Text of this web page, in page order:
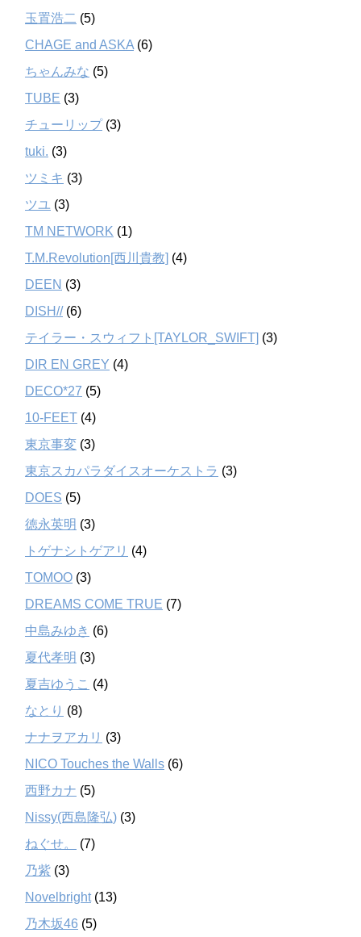
玉置浩二 (5)
CHAGE and ASKA (6)
ちゃんみな (5)
TUBE (3)
チューリップ(3)
tuki. (3)
ツミキ (3)
ツユ (3)
TM NETWORK (1)
T.M.Revolution[西川貴教] (4)
DEEN (3)
DISH//(6)
テイラー・スウィフト[TAYLOR_SWIFT] (3)
DIR EN GREY (4)
DECO*27 (5)
10-FEET (4)
東京事変 (3)
東京スカパラダイスオーケストラ (3)
DOES (5)
徳永英明 (3)
トゲナシトゲアリ (4)
TOMOO (3)
DREAMS COME TRUE (7)
中島みゆき (6)
夏代孝明 (3)
夏吉ゆうこ (4)
なとり (8)
ナナヲアカリ (3)
NICO Touches the Walls (6)
西野カナ (5)
Nissy(西島隆弘) (3)
ねぐせ。
(7)
乃紫 (3)
Novelbright(13)
乃木坂46 (5)